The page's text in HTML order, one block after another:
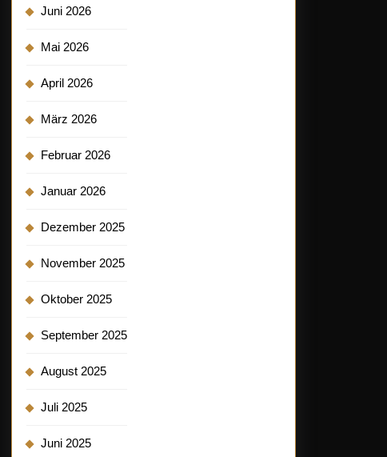
Juni 2026
Mai 2026
April 2026
März 2026
Februar 2026
Januar 2026
Dezember 2025
November 2025
Oktober 2025
September 2025
August 2025
Juli 2025
Juni 2025